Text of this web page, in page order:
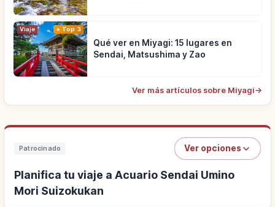
Viaje Top 3
Qué ver en Miyagi: 15 lugares en
Sendai, Matsushima y Zao
Ver más artículos sobre Miyagi→
Patrocinado Ver opciones
Planifica tu viaje a Acuario Sendai Umino
Mori Suizokukan